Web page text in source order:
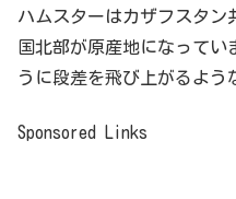
ハムスターはカザフスタン
国北部が原産地になってい
うに段差を飛び上がるよう
Sponsored Links